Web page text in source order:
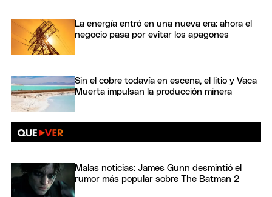
La energía entró en una nueva era: ahora el
negocio pasa por evitar los apagones
Sin el cobre todavía en escena, el litio y Vaca
Muerta impulsan la producción minera
Malas noticias: James Gunn desmintió el
rumor más popular sobre The Batman 2